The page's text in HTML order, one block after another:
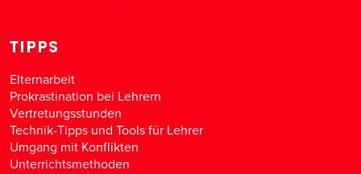
TIPPS
Elternarbeit
Prokrastination bei Lehrern
Vertretungsstunden
Technik-Tipps und Tools für Lehrer
Umgang mit Konflikten
Unterrichtsmethoden